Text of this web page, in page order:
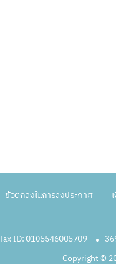
ข้อตกลงในการลงประกาศ
ID: 0105546005709
Copyright ©